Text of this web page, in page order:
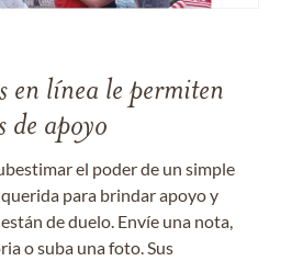
en línea le permiten
de apoyo
el poder de un simple
para brindar apoyo y
de duelo. Envíe una nota,
o suba una foto. Sus